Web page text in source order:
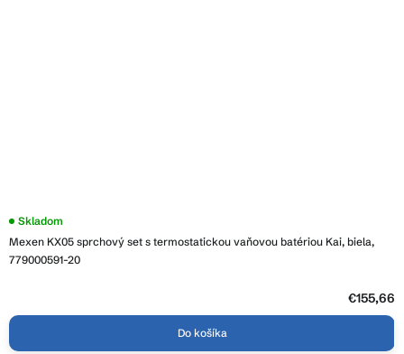
Mexen KX05 sprchový set s termostatickou vaňovou batériou Kai, biela,
779000591-20
Priemerné
produktu
je
Skladom
€155,66
Do košíka